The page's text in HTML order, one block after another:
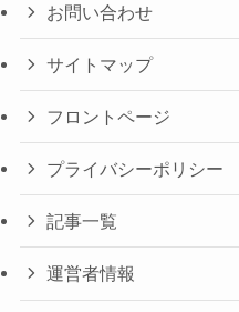
お問い合わせ
サイトマップ
フロントページ
プライバシーポリシー
記事一覧
運営者情報